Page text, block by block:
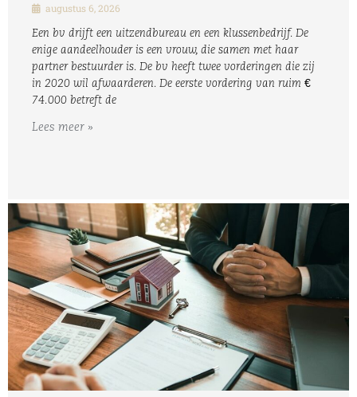
augustus 6, 2026
Een bv drijft een uitzendbureau en een klussenbedrijf. De
enige aandeelhouder is een vrouw, die samen met haar
partner bestuurder is. De bv heeft twee vorderingen die zij
in 2020 wil afwaarderen. De eerste vordering van ruim €
74.000 betreft de
Lees meer »